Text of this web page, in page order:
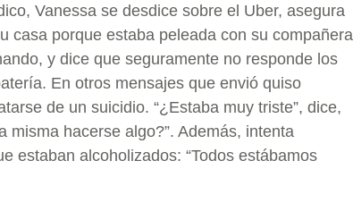
Vanessa se desdice sobre el Uber, asegura
casa porque estaba peleada con su compañera
y dice que seguramente no responde los
En otros mensajes que envió quiso
de un suicidio. “¿Estaba muy triste”, dice,
misma hacerse algo?”. Además, intenta
estaban alcoholizados: “Todos estábamos